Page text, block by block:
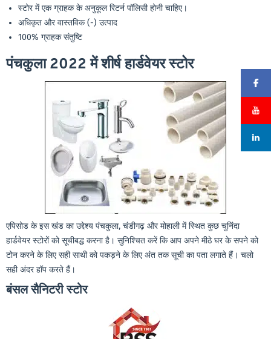
स्टोर में एक ग्राहक के अनुकूल रिटर्न पॉलिसी होनी चाहिए।
अधिकृत और वास्तविक (-) उत्पाद
100% ग्राहक संतुष्टि
पंचकुला 2022 में शीर्ष हार्डवेयर स्टोर
एपिसोड के इस खंड का उद्देश्य पंचकुला, चंडीगढ़ और मोहाली में स्थित कुछ चुनिंदा
हार्डवेयर स्टोरों को सूचीबद्ध करना है। सुनिश्चित करें कि आप अपने मीठे घर के सपने को
टोन करने के लिए सही साथी को पकड़ने के लिए अंत तक सूची का पता लगाते हैं। चलो
सही अंदर हॉप करते हैं।
बंसलसैनिटरीस्टोर